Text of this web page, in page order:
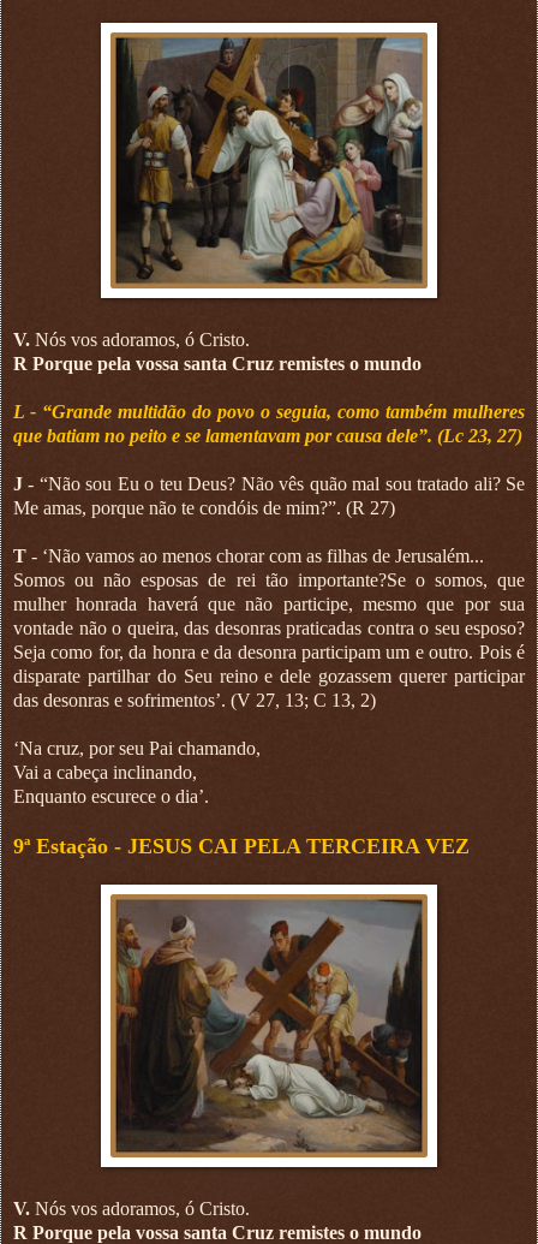
V. Nós vos adoramos, ó Cristo.
R Porque pela vossa santa Cruz remistes o mundo
L - “Grande multidão do povo o seguia, como também mulheres
que batiam no peito e se lamentavam por causa dele”. (Lc 23, 27)
J - “Não sou Eu o teu Deus? Não vês quão mal sou tratado ali? Se
Me amas, porque não te condóis de mim?”. (R 27)
T - ‘Não vamos ao menos chorar com as filhas de Jerusalém...
Somos ou não esposas de rei tão importante?Se o somos, que
mulher honrada haverá que não participe, mesmo que por sua
vontade não o queira, das desonras praticadas contra o seu esposo?
Seja como for, da honra e da desonra participam um e outro. Pois é
disparate partilhar do Seu reino e dele gozassem querer participar
das desonras e sofrimentos’. (V 27, 13; C 13, 2)
‘Na cruz, por seu Pai chamando,
Vai a cabeça inclinando,
Enquanto escurece o dia’.
9ª Estação - JESUS CAI PELA TERCEIRA VEZ
V. Nós vos adoramos, ó Cristo.
R Porque pela vossa santa Cruz remistes o mundo